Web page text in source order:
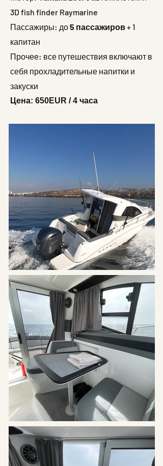
3D fish finder Raymarine
Пассажиры: до5 пассажиров+ 1
капитан
Прочее: все путешествия включают в
себя прохладительные напитки и
закуски
Цена: 650EUR / 4 часа